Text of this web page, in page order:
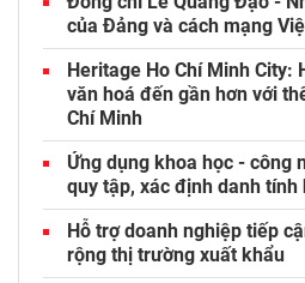
của Đảng và cách mạng
Heritage Ho Chí Minh City:
văn hoá đến gần hơn với
Chí Minh
Ứng dụng khoa học - công
quy tập, xác định danh tính
Hỗ trợ doanh nghiệp tiếp
rộng thị trường xuất khẩu